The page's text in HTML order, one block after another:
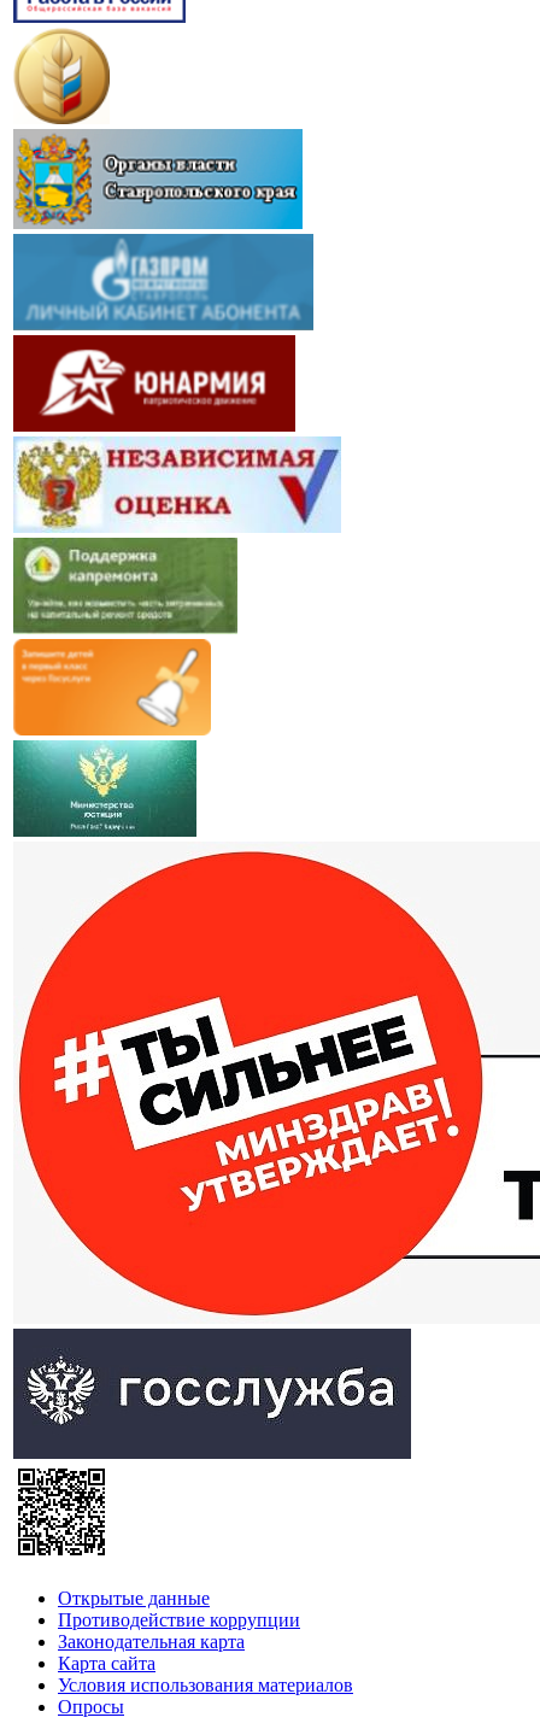
Открытые данные
Противодействие коррупции
Законодательная карта
Карта сайта
Условия использования материалов
Опросы